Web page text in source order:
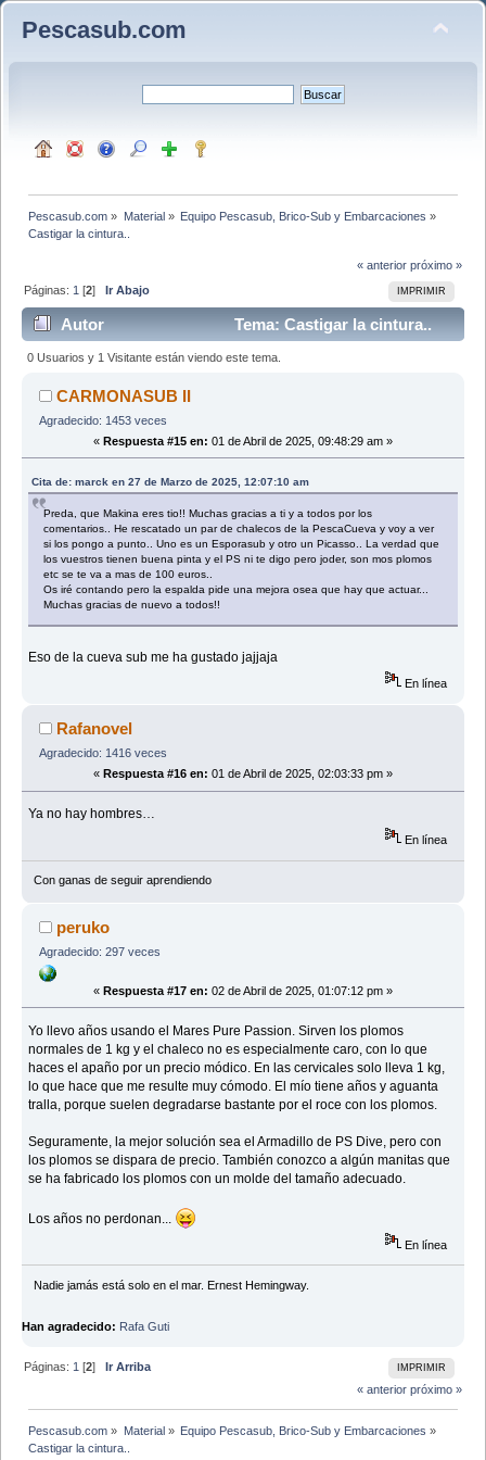
Pescasub.com
Pescasub.com » Material» Equipo Pescasub, Brico-Sub y Embarcaciones »
Castigar la cintura..
« anterior próximo »
IMPRIMIR
Páginas: 1 [2]Ir Abajo
Autor
Tema: Castigar la cintura..
(Leído 3161 veces)
0 Usuarios y 1 Visitante están viendo este tema.
CARMONASUB II
Agradecido: 1453 veces
« Respuesta #15 en: 01 de Abril de 2025, 09:48:29 am »
Cita de: marck en 27 de Marzo de 2025, 12:07:10 am
Preda, que Makina eres tio!! Muchas gracias a ti y a todos por los
comentarios.. He rescatado un par de chalecos de la PescaCueva y voy a ver
si los pongo a punto.. Uno es un Esporasub y otro un Picasso.. La verdad que
los vuestros tienen buena pinta y el PS ni te digo pero joder, son mos plomos
etc se te va a mas de 100 euros..
Os iré contando pero la espalda pide una mejora osea que hay que actuar...
Muchas gracias de nuevo a todos!!
Eso de la cueva sub me ha gustado jajjaja
En línea
Rafanovel
Agradecido: 1416 veces
« Respuesta #16 en: 01 de Abril de 2025, 02:03:33 pm »
Ya no hay hombres…
En línea
Con ganas de seguir aprendiendo
peruko
Agradecido: 297 veces
« Respuesta #17 en: 02 de Abril de 2025, 01:07:12 pm »
Yo llevo años usando el Mares Pure Passion. Sirven los plomos
normales de 1 kg y el chaleco no es especialmente caro, con lo que
haces el apaño por un precio módico. En las cervicales solo lleva 1 kg,
lo que hace que me resulte muy cómodo. El mío tiene años y aguanta
tralla, porque suelen degradarse bastante por el roce con los plomos.
Seguramente, la mejor solución sea el Armadillo de PS Dive, pero con
los plomos se dispara de precio. También conozco a algún manitas que
se ha fabricado los plomos con un molde del tamaño adecuado.
Los años no perdonan...
En línea
Nadie jamás está solo en el mar. Ernest Hemingway.
Han agradecido: Rafa Guti
IMPRIMIR
Páginas: 1 [2]Ir Arriba
« anterior próximo »
Pescasub.com » Material» Equipo Pescasub, Brico-Sub y Embarcaciones »
Castigar la cintura..